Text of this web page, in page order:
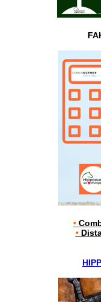
•
•